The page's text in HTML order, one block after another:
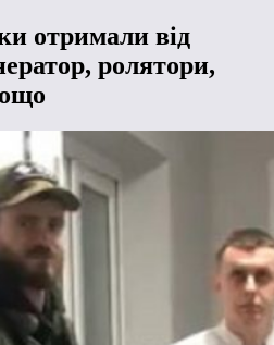
отримали від
ролятори,